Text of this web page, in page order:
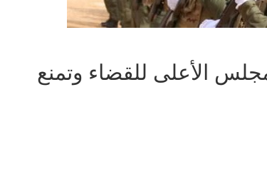
الأعلى للقضاء وتمنع